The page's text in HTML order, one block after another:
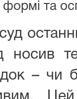
формі та
носив
– чи